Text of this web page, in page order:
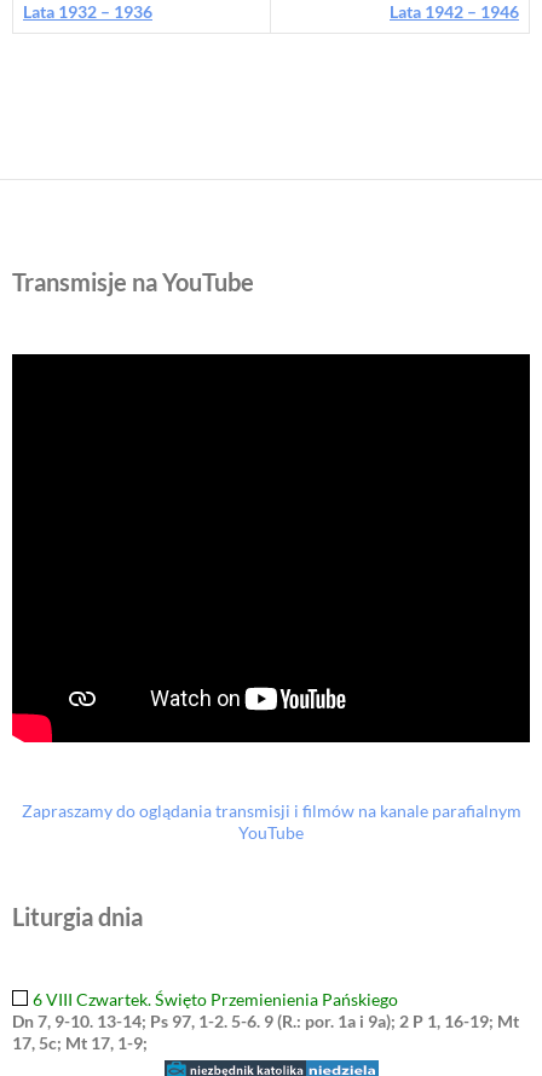
Lata 1932 – 1936 Lata 1942 – 1946
Transmisje na YouTube
Zapraszamy do oglądania transmisji i filmów na kanale parafialnym
YouTube
Liturgia dnia
6 VIII Czwartek. Święto Przemienienia Pańskiego
Dn 7, 9-10. 13-14; Ps 97, 1-2. 5-6. 9 (R.: por. 1a i 9a); 2 P 1, 16-19; Mt
17, 5c; Mt 17, 1-9;